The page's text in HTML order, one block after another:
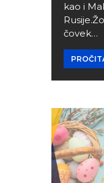
kao i
čovek…